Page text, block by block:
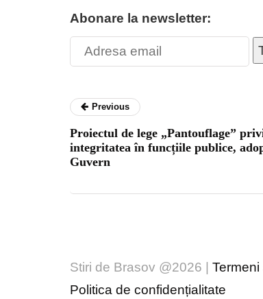
Abonare la newsletter:
Previous
Proiectul de lege „Pantouflage”
integritatea în funcțiile publice,
Guvern
Stiri de Brasov @2026 |
Politica de confidențialitate